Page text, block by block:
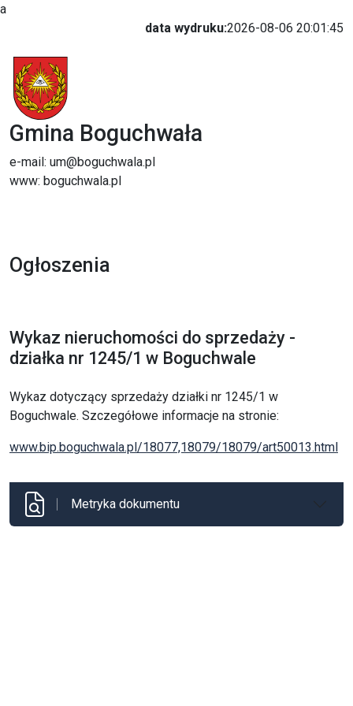
a
data wydruku:2026-08-06 20:01:45
Gmina Boguchwała
e-mail: um@boguchwala.pl
www: boguchwala.pl
Ogłoszenia
Wykaz nieruchomości do sprzedaży -
działka nr 1245/1 w Boguchwale
Wykaz dotyczący sprzedaży działki nr 1245/1 w
Boguchwale. Szczegółowe informacje na stronie:
www.bip.boguchwala.pl/18077,18079/18079/art50013.html
Metryka dokumentu